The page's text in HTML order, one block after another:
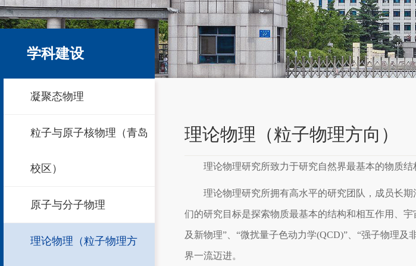
学科建设
凝聚态物理
粒子与原子核物理（青岛
校区）
原子与分子物理
理论物理（粒子物理方
理论物理（粒子物理方向）
理论物理研究所致力于研究自然界最基本的物质
理论物理研究所拥有高水平的研究团队，成员长
们的研究目标是探索物质最基本的结构和相互作用、
及新物理”、“微扰量子色动力学(QCD)”、“强子物理
界一流迈进。